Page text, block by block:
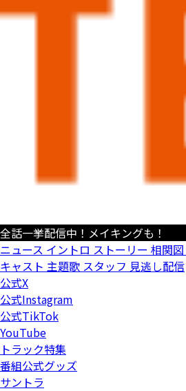
全話一挙配信中！メイキングも！
ニュース イントロ ストーリー 相関図
キャスト 主題歌 スタッフ 見逃し配信
公式X
公式Instagram
公式TikTok
YouTube
トラック特集
番組公式グッズ
サントラ